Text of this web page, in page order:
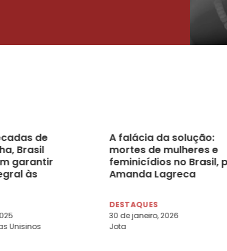
de
Brasil
garantir
às
Unisinos
A falácia da solução:
mortes de mulheres e
feminicídios no Brasil,
Amanda Lagreca
DESTAQUES
30 de janeiro, 2026
Jota